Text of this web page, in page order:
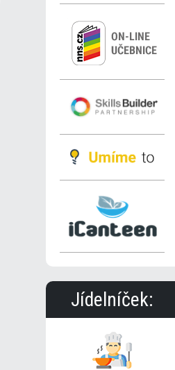
Jídelníček: